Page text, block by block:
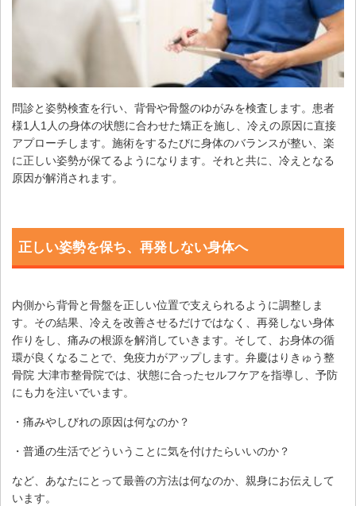
問診と姿勢検査を行い、背骨や骨盤のゆがみを検査します。患者
様1人1人の身体の状態に合わせた矯正を施し、冷えの原因に直接
アプローチします。施術をするたびに身体のバランスが整い、楽
に正しい姿勢が保てるようになります。それと共に、冷えとなる
原因が解消されます。
正しい姿勢を保ち、再発しない身体へ
内側から背骨と骨盤を正しい位置で支えられるように調整しま
す。その結果、冷えを改善させるだけではなく、再発しない身体
作りをし、痛みの根源を解消していきます。そして、お身体の循
環が良くなることで、免疫力がアップします。弁慶はりきゅう整
骨院 大津市整骨院では、状態に合ったセルフケアを指導し、予防
にも力を注いでいます。
・痛みやしびれの原因は何なのか？
・普通の生活でどういうことに気を付けたらいいのか？
など、あなたにとって最善の方法は何なのか、親身にお伝えして
います。